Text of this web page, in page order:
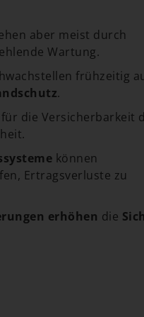
aber meist durch
Wartung.
frühzeitig
.
die Versicherbarkeit
können
Ertragsverluste zu
erhöhen die